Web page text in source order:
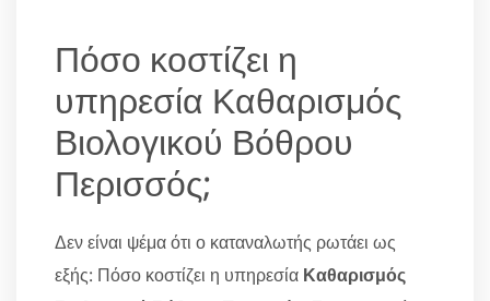
Πόσο κοστίζει η
υπηρεσία Καθαρισμός
Βιολογικού Βόθρου
Περισσός;
Δεν είναι ψέμα ότι ο καταναλωτής ρωτάει ως
εξής: Πόσο κοστίζει η υπηρεσία Καθαρισμός